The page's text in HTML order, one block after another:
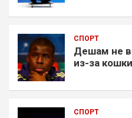
СПОРТ
Дешам не
из-за кошки
СПОРТ